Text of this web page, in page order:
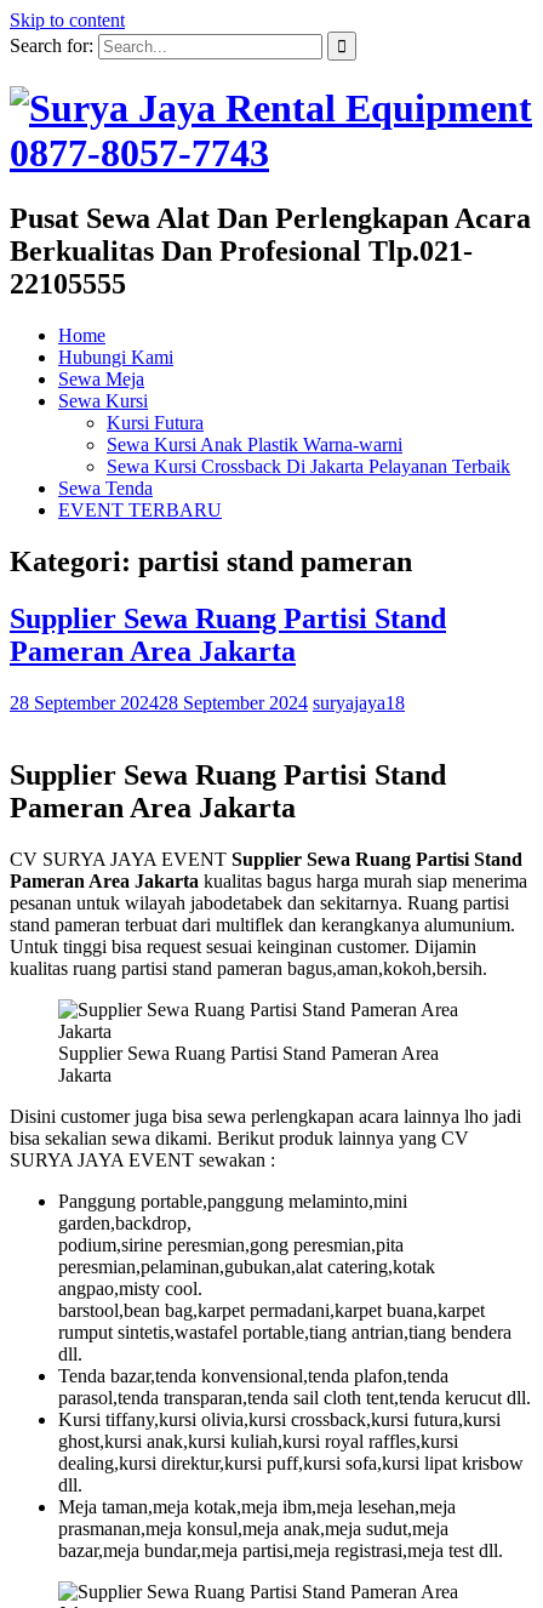
Skip to content
Search for:
Pusat Sewa Alat Dan Perlengkapan Acara
Berkualitas Dan Profesional Tlp.021-
22105555
Home
Hubungi Kami
Sewa Meja
Sewa Kursi
Kursi Futura
Sewa Kursi Anak Plastik Warna-warni
Sewa Kursi Crossback Di Jakarta Pelayanan Terbaik
Sewa Tenda
EVENT TERBARU
Kategori: partisi stand pameran
Supplier Sewa Ruang Partisi Stand
Pameran Area Jakarta
28 September 202428 September 2024 suryajaya18
Supplier Sewa Ruang Partisi Stand
Pameran Area Jakarta
CV SURYA JAYA EVENT Supplier Sewa Ruang Partisi Stand
Pameran Area Jakarta kualitas bagus harga murah siap menerima
pesanan untuk wilayah jabodetabek dan sekitarnya. Ruang partisi
stand pameran terbuat dari multiflek dan kerangkanya alumunium.
Untuk tinggi bisa request sesuai keinginan customer. Dijamin
kualitas ruang partisi stand pameran bagus,aman,kokoh,bersih.
Supplier Sewa Ruang Partisi Stand Pameran Area
Jakarta
Disini customer juga bisa sewa perlengkapan acara lainnya lho jadi
bisa sekalian sewa dikami. Berikut produk lainnya yang CV
SURYA JAYA EVENT sewakan :
Panggung portable,panggung melaminto,mini
garden,backdrop,
podium,sirine peresmian,gong peresmian,pita
peresmian,pelaminan,gubukan,alat catering,kotak
angpao,misty cool.
barstool,bean bag,karpet permadani,karpet buana,karpet
rumput sintetis,wastafel portable,tiang antrian,tiang bendera
dll.
Tenda bazar,tenda konvensional,tenda plafon,tenda
parasol,tenda transparan,tenda sail cloth tent,tenda kerucut dll.
Kursi tiffany,kursi olivia,kursi crossback,kursi futura,kursi
ghost,kursi anak,kursi kuliah,kursi royal raffles,kursi
dealing,kursi direktur,kursi puff,kursi sofa,kursi lipat krisbow
dll.
Meja taman,meja kotak,meja ibm,meja lesehan,meja
prasmanan,meja konsul,meja anak,meja sudut,meja
bazar,meja bundar,meja partisi,meja registrasi,meja test dll.